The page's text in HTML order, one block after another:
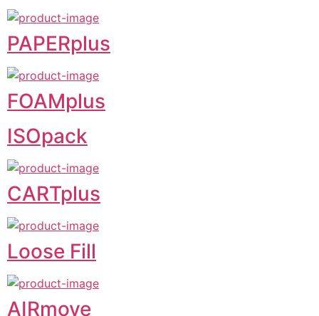
PAPERplus
FOAMplus
ISOpack
CARTplus
Loose Fill
AIRmove